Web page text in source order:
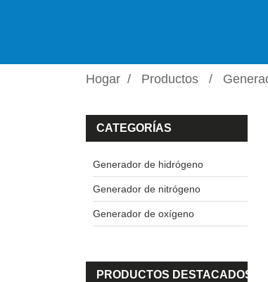
Hogar Productos
CATEGORÍAS
Generador de hidrógeno
Generador de nitrógeno
Generador de oxígeno
PRODUCTOS DESTACADOS